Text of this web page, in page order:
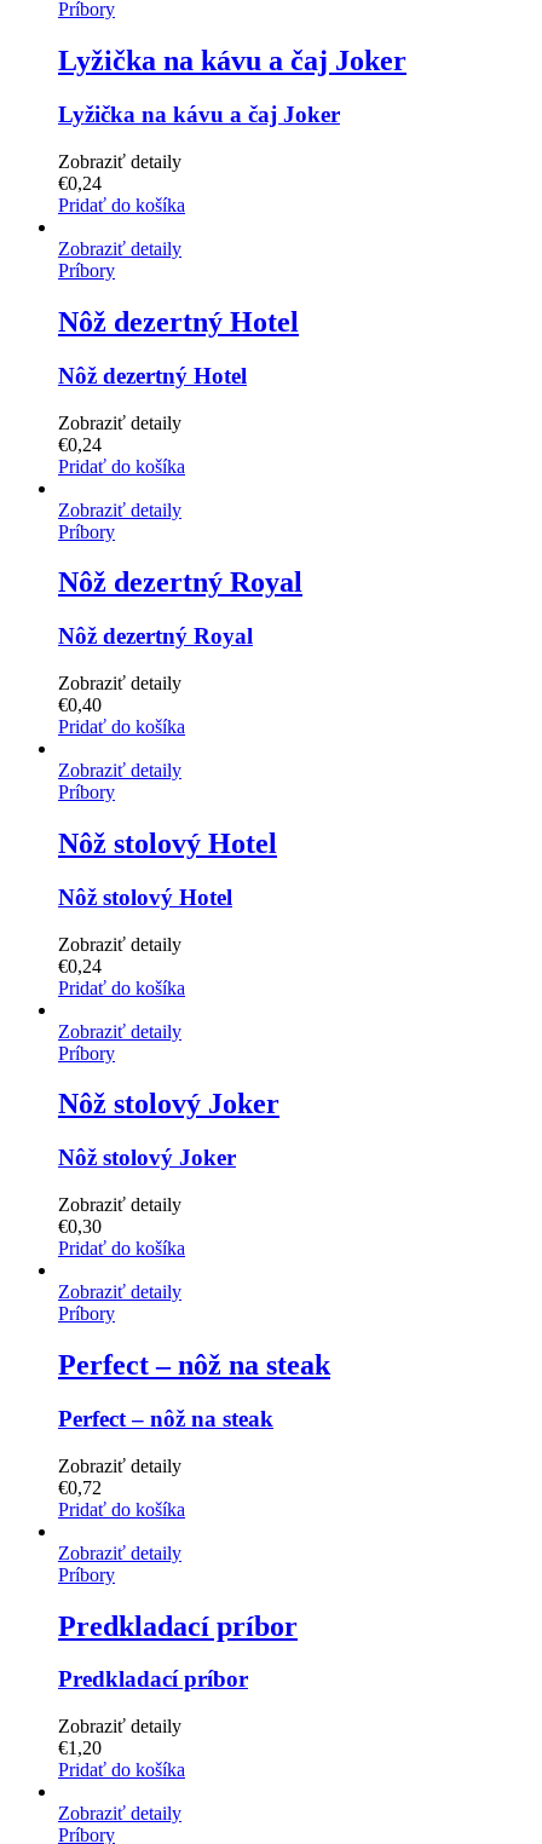
Príbory
Lyžička na kávu a čaj Joker
Lyžička na kávu a čaj Joker
Zobraziť detaily
€0,24
Pridať do košíka
Zobraziť detaily
Príbory
Nôž dezertný Hotel
Nôž dezertný Hotel
Zobraziť detaily
€0,24
Pridať do košíka
Zobraziť detaily
Príbory
Nôž dezertný Royal
Nôž dezertný Royal
Zobraziť detaily
€0,40
Pridať do košíka
Zobraziť detaily
Príbory
Nôž stolový Hotel
Nôž stolový Hotel
Zobraziť detaily
€0,24
Pridať do košíka
Zobraziť detaily
Príbory
Nôž stolový Joker
Nôž stolový Joker
Zobraziť detaily
€0,30
Pridať do košíka
Zobraziť detaily
Príbory
Perfect – nôž na steak
Perfect – nôž na steak
Zobraziť detaily
€0,72
Pridať do košíka
Zobraziť detaily
Príbory
Predkladací príbor
Predkladací príbor
Zobraziť detaily
€1,20
Pridať do košíka
Zobraziť detaily
Príbory